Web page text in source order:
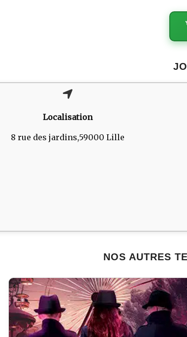
Localisation
8 rue des jardins,59000 Lille
NOS AUTRES